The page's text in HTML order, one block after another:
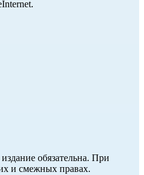
обязательна. При
и смежных правах.